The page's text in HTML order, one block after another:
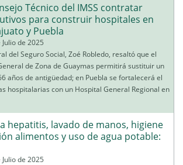
Técnico del IMSS contratar
para construir hospitales en
y Puebla
de 2025
del Seguro Social, Zoé Robledo, resaltó que el
de Zona de Guaymas permitirá sustituir un
años de antigüedad; en Puebla se fortalecerá el
hospitalarias con un Hospital General Regional en
hepatitis, lavado de manos, higiene
alimentos y uso de agua potable:
de 2025